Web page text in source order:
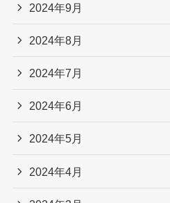
2024年9月
2024年8月
2024年7月
2024年6月
2024年5月
2024年4月